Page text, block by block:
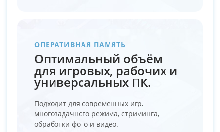
ОПЕРАТИВНАЯ ПАМЯТЬ
Оптимальный объём
для игровых, рабочих и
универсальных ПК.
Подходит для современных игр,
многозадачного режима, стриминга,
обработки фото и видео.